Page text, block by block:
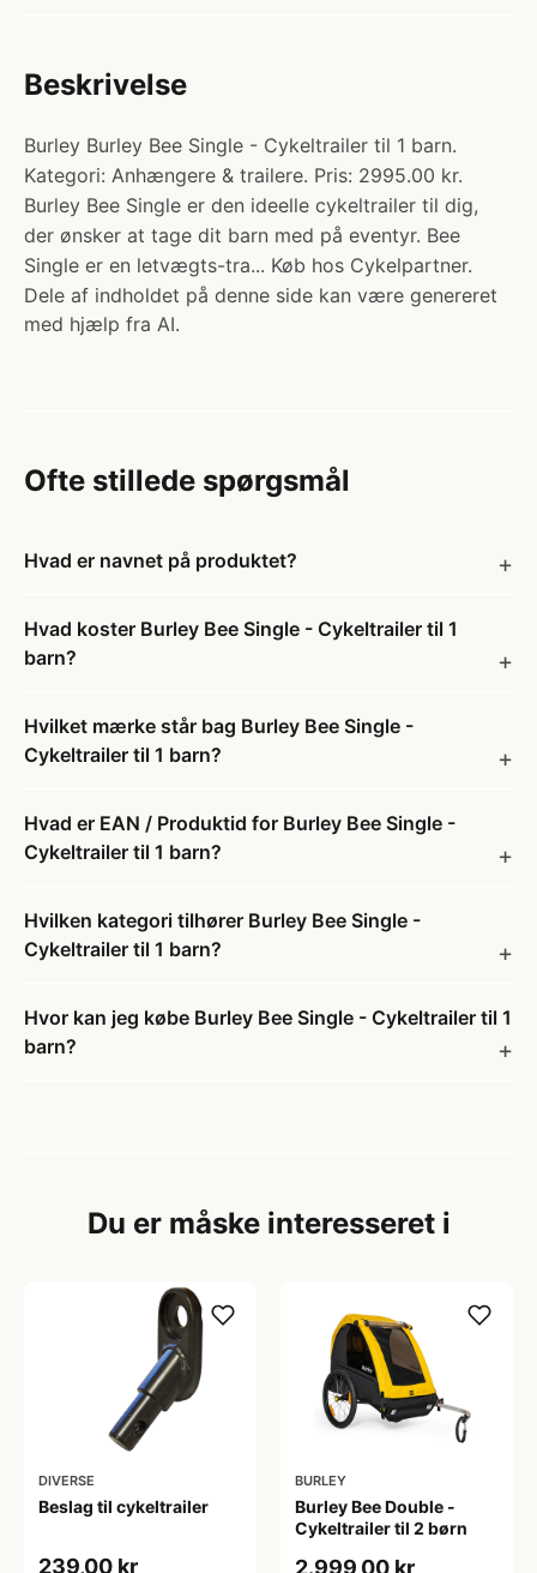
Beskrivelse
Burley Burley Bee Single - Cykeltrailer til 1 barn.
Kategori: Anhængere & trailere. Pris: 2995.00 kr.
Burley Bee Single er den ideelle cykeltrailer til dig,
der ønsker at tage dit barn med på eventyr. Bee
Single er en letvægts-tra... Køb hos Cykelpartner.
Dele af indholdet på denne side kan være genereret
med hjælp fra AI.
Ofte stillede spørgsmål
Hvad er navnet på produktet?
Hvad koster Burley Bee Single - Cykeltrailer til 1
barn?
Hvilket mærke står bag Burley Bee Single -
Cykeltrailer til 1 barn?
Hvad er EAN / Produktid for Burley Bee Single -
Cykeltrailer til 1 barn?
Hvilken kategori tilhører Burley Bee Single -
Cykeltrailer til 1 barn?
Hvor kan jeg købe Burley Bee Single - Cykeltrailer til 1
barn?
Du er måske interesseret i
DIVERSE
Beslag til cykeltrailer
239,00 kr
BURLEY
Burley Bee Double -
Cykeltrailer til 2 børn
2.999,00 kr